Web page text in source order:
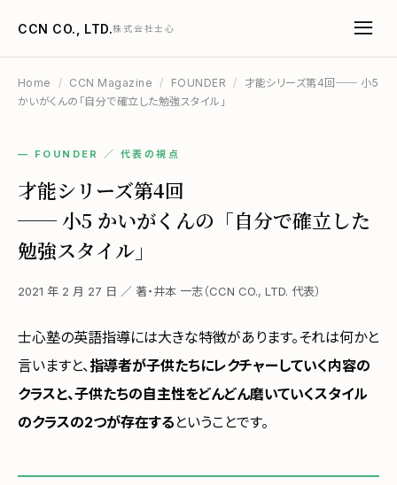
CCN CO., LTD.株式会社士心
Home / CCN Magazine / FOUNDER /
才能シリーズ第4回── 小5
かいがくんの「自分で確立した勉強スタイル」
— FOUNDER ／ 代表の視点
才能シリーズ第4回
── 小5 かいがくんの「自分で確立した
勉強スタイル」
2021 年 2 月 27 日 ／ 著・井本 一志（CCN CO., LTD. 代表）
士心塾の英語指導には大きな特徴があります。それは何かと
言いますと、指導者が子供たちにレクチャーしていく内容の
クラスと、子供たちの自主性をどんどん磨いていくスタイル
のクラスの2つが存在する ということです。